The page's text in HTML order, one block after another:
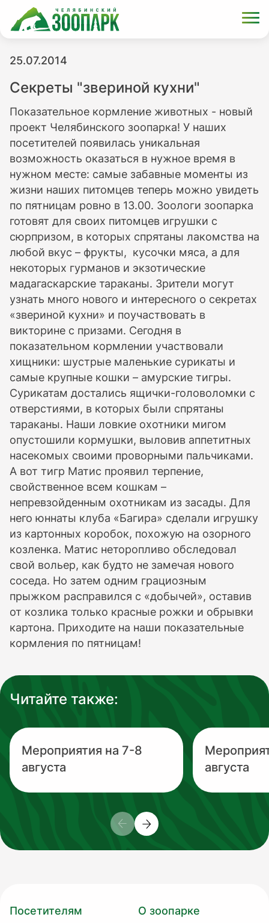
25.07.2014
Секреты "звериной кухни"
Показательное кормление животных - новый
проект Челябинского зоопарка! У наших
посетителей появилась уникальная
возможность оказаться в нужное время в
нужном месте: самые забавные моменты из
жизни наших питомцев теперь можно увидеть
по пятницам ровно в 13.00. Зоологи зоопарка
готовят для своих питомцев игрушки с
сюрпризом, в которых спрятаны лакомства на
любой вкус – фрукты, кусочки мяса, а для
некоторых гурманов и экзотические
мадагаскарские тараканы. Зрители могут
узнать много нового и интересного о секретах
«звериной кухни» и поучаствовать в
викторине с призами. Сегодня в
показательном кормлении участвовали
хищники: шустрые маленькие сурикаты и
самые крупные кошки – амурские тигры.
Сурикатам достались ящички-головоломки с
отверстиями, в которых были спрятаны
тараканы. Наши ловкие охотники мигом
опустошили кормушки, выловив аппетитных
насекомых своими проворными пальчиками.
А вот тигр Матис проявил терпение,
свойственное всем кошкам –
непревзойденным охотникам из засады. Для
него юннаты клуба «Багира» сделали игрушку
из картонных коробок, похожую на озорного
козленка. Матис неторопливо обследовал
свой вольер, как будто не замечая нового
соседа. Но затем одним грациозным
прыжком расправился с «добычей», оставив
от козлика только красные рожки и обрывки
картона. Приходите на наши показательные
кормления по пятницам!
Читайте также:
Мероприятия на 7-8
августа
августа
Посетителям О зоопарке